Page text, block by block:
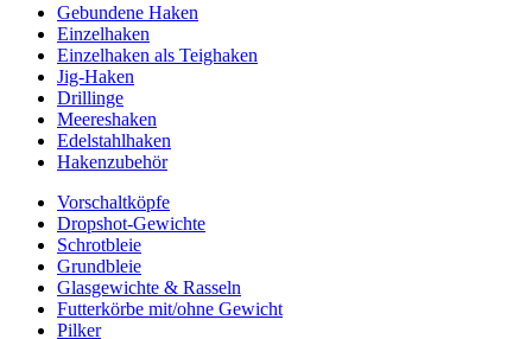
Gebundene Haken
Einzelhaken
Einzelhaken als Teighaken
Jig-Haken
Drillinge
Meereshaken
Edelstahlhaken
Hakenzubehör
Vorschaltköpfe
Dropshot-Gewichte
Schrotbleie
Grundbleie
Glasgewichte & Rasseln
Futterkörbe mit/ohne Gewicht
Pilker